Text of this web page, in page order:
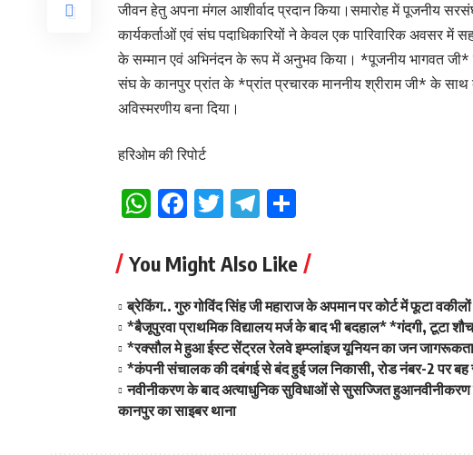
जीवन हेतु अपना मंगल आशीर्वाद प्रदान किया।समारोह में पूजनीय
कार्यकर्ताओं एवं संघ पदाधिकारियों ने केवल एक पारिवारिक अवसर में
के सम्मान एवं अभिनंदन के रूप में अनुभव किया। *पूजनीय भागवत जी*
संघ के कानपुर प्रांत के *प्रांत प्रचारक माननीय श्रीराम जी* के
अविस्मरणीय बना दिया।
हरिओम की रिपोर्ट
WhatsApp
Facebook
TwitterTelegram
You Might Also Like
ब्रेकिंग.. गुरु गोविंद सिंह जी महाराज के अपमान पर कोर्ट में फूटा
*बैजूपुरवा प्राथमिक विद्यालय मर्ज के बाद भी बदहाल* *गंदगी, टूटा
*रक्सौल मे हुआ ईस्ट सेंट्रल रेलवे इम्प्लांइज यूनियन का जन
*कंपनी संचालक की दबंगई से बंद हुई जल निकासी, रोड नंबर-2 पर बह
नवीनीकरण के बाद अत्याधुनिक सुविधाओं से सुसज्जित
कानपुर का साइबर थाना